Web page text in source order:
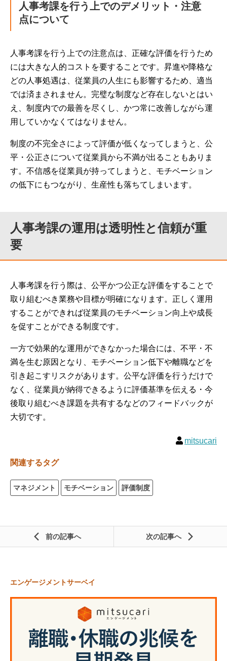
人事考課を行う上でのデメリット・注意
点について
人事考課を行う上での注意点は、正確な評価を行うため
には大きな人的コストを要することです。昇進や降格な
どの人事処遇は、従業員の人生にも影響するため、適当
では済まされません。完璧な制度など存在しないとはい
え、制度内での最善を尽くし、かつ常に改善しながら運
用していかなくてはなりません。
制度の不完全さによって評価が低くなってしまうと、公
平・公正さについて従業員から不満が出ることもありま
す。不信感を従業員が持ってしまうと、モチベーション
の低下にもつながり、生産性も落ちてしまいます。
人事考課の運用は透明性と信頼が重
要
人事考課を行う際は、公平かつ公正な評価をすることで
取り組むべき業務や目標が明確になります。正しく運用
することができれば従業員のモチベーション向上や成長
を促すことができる制度です。
一方で効果的な運用ができなかった場合には、不平・不
満を生む原因となり、モチベーション低下や離職などを
引き起こすリスクがあります。公平な評価を行うだけで
なく、従業員が納得できるように評価基準を伝える・今
後取り組むべき課題を共有するなどのフィードバックが
大切です。
mitsucari
関連するタグ
マネジメント モチベーション 評価制度
前の記事 次の記事
エンゲージメントサーベイ